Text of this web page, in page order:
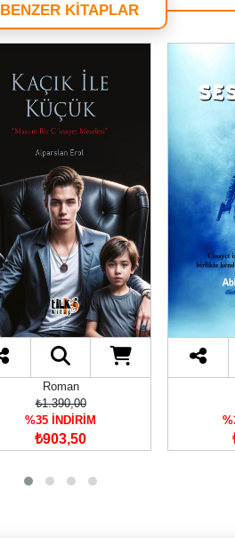
BENZER KİTAPLAR
Roman
₺1.390,00
%35 İNDİRİM
₺903,50